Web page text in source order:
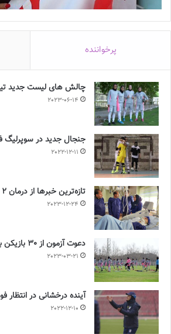
پرخواننده
چالش هاى ليست جدید
2023-06-14
جنجال جدید در سوپرلیگ
2022-12-11
تازه‌ترین خبرها از درمان ۲ ملی‌پوش فوتبال زنان
2023-12-24
دعوت آزمون از 30 بازیکن به اردوی تیم ملی
2023-03-21
آینده درخشانی در انتظار
2022-12-10